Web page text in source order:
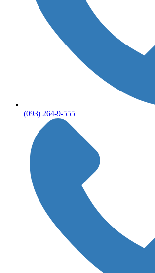
(093) 264-9-555